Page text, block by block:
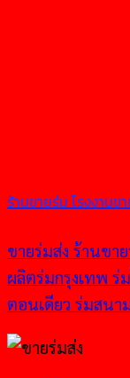
ร้านขายร่ม โรงงาน
ขายร่มส่ง ร้านขาย
ผลิตร่มกรุงเทพ
ตอนเดียว ร่มสนา